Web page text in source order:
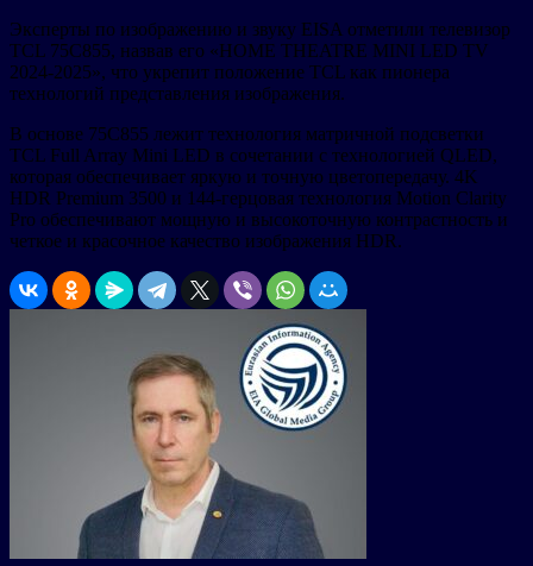
Эксперты по изображению и звуку EISA отметили телевизор
TCL 75C855, назвав его «HOME THEATRE MINI LED TV
2024-2025», что укрепит положение TCL как пионера
технологий представления изображения.
В основе 75C855 лежит технология матричной подсветки
TCL Full Array Mini LED в сочетании с технологией QLED,
которая обеспечивает яркую и точную цветопередачу. 4K
HDR Premium 3500 и 144-герцовая технология Motion Clarity
Pro обеспечивают мощную и высокоточную контрастность и
четкое и красочное качество изображения HDR.